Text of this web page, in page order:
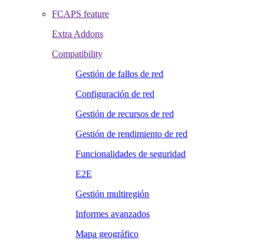
FCAPS feature
Extra Addons
Compatibility
Gestión de fallos de red
Configuración de red
Gestión de recursos de red
Gestión de rendimiento de red
Funcionalidades de seguridad
E2E
Gestión multiregión
Informes avanzados
Mapa geográfico